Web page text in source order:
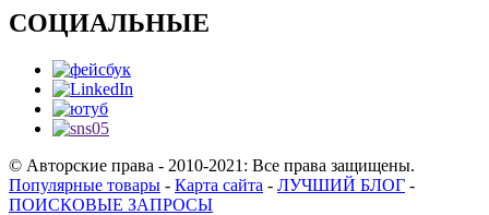
СОЦИАЛЬНЫЕ
© Авторские права - 2010-2021: Все права защищены.
Популярные товары - Карта сайта - ЛУЧШИЙ БЛОГ -
ПОИСКОВЫЕ ЗАПРОСЫ